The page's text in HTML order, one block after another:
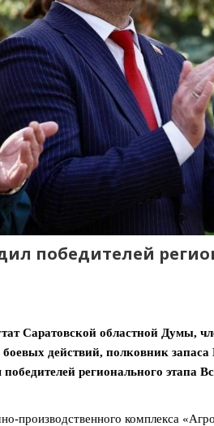
победителей
Саратовской областной Думы,
действий, полковник
регионального этапа
производственного комплекса